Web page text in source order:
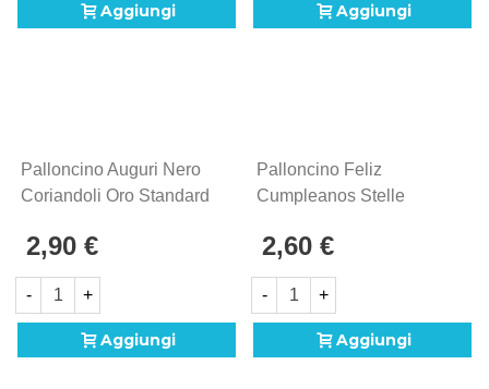
Aggiungi Aggiungi
Palloncino Auguri Nero
Coriandoli Oro Standard
Mylar, 1pz.
2,90 €
- +
Aggiungi
Palloncino Feliz
Cumpleanos Stelle
18" (45cm) In Mylar, 1pz.
2,60 €
- +
Aggiungi